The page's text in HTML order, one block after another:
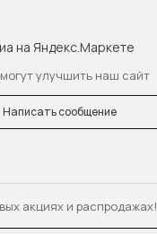
акциях и распродажах!
улучшить наш сайт
Написать сообщение